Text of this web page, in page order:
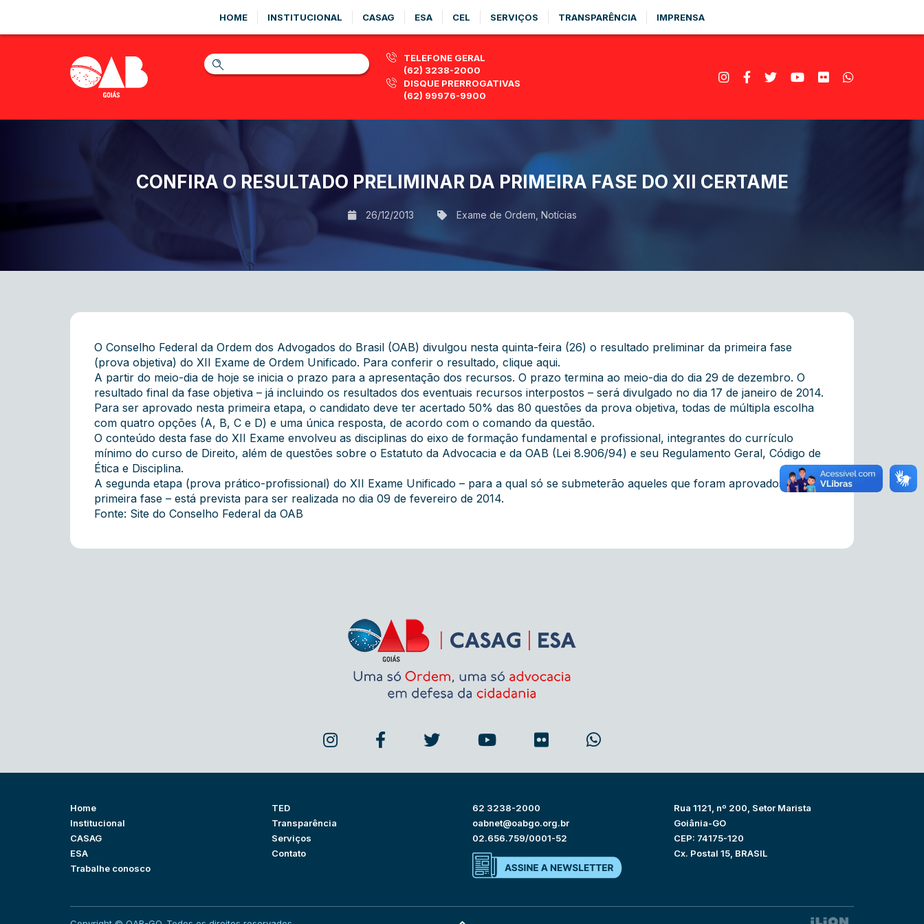
HOME INSTITUCIONAL CASAG ESA CEL SERVIÇOS TRANSPARÊNCIA IMPRENSA
TELEFONE GERAL
(62) 3238-2000
DISQUE PRERROGATIVAS
(62) 99976-9900
CONFIRA O RESULTADO PRELIMINAR DA PRIMEIRA FASE DO XII CERTAME
26/12/2013 Exame de Ordem Notícias
O Conselho Federal da Ordem dos Advogados do Brasil (OAB) divulgou nesta quinta-feira (26) o resultado preliminar da primeira fase
(prova objetiva) do XII Exame de Ordem Unificado. Para conferir o resultado, clique aqui.
A partir do meio-dia de hoje se inicia o prazo para a apresentação dos recursos. O prazo termina ao meio-dia do dia 29 de dezembro. O
resultado final da fase objetiva – já incluindo os resultados dos eventuais recursos interpostos – será divulgado no dia 17 de janeiro de 2014.
Para ser aprovado nesta primeira etapa, o candidato deve ter acertado 50% das 80 questões da prova objetiva, todas de múltipla escolha
com quatro opções (A, B, C e D) e uma única resposta, de acordo com o comando da questão.
O conteúdo desta fase do XII Exame envolveu as disciplinas do eixo de formação fundamental e profissional, integrantes do currículo
mínimo do curso de Direito, além de questões sobre o Estatuto da Advocacia e da OAB (Lei 8.906/94) e seu Regulamento Geral, Código de
Ética e Disciplina.
A segunda etapa (prova prático-profissional) do XII Exame Unificado – para a qual só se submeterão aqueles que foram aprovados nesta
primeira fase – está prevista para ser realizada no dia 09 de fevereiro de 2014.
Fonte: Site do Conselho Federal da OAB
Home
Institucional
CASAG
ESA
Trabalhe conosco
TED
Transparência
Serviços
Contato
62 3238-2000
oabnet@oabgo.org.br
02.656.759/0001-52
Rua 1121, nº 200, Setor Marista
Goiânia-GO
CEP: 74175-120
Cx. Postal 15, BRASIL